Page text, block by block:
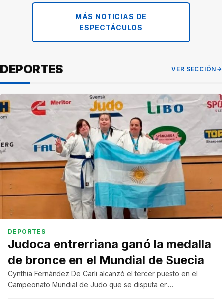
MÁS NOTICIAS DE
ESPECTÁCULOS
DEPORTES VER SECCIÓN
DEPORTES
Judoca entrerriana ganó la medalla
de bronce en el Mundial de Suecia
Cynthia Fernández De Carli alcanzó el tercer puesto en el
Campeonato Mundial de Judo que se disputa en…